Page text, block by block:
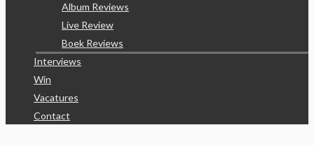
Album Reviews
Live Review
Boek Reviews
Interviews
Win
Vacatures
Contact